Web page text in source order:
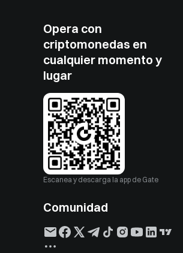
Opera con
criptomonedas en
cualquier momento y
lugar
Escanea y descarga la app de Gate
Comunidad